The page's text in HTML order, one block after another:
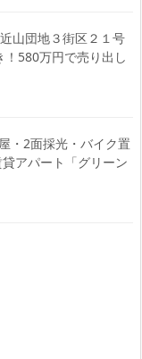
山団地３街区２１号
580万円で売り出し
・2面採光・バイク置
アパート「グリーン